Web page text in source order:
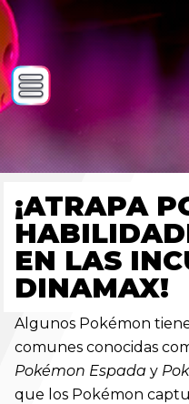
¡ATRAPA
EN LAS
DINAMAX!
Algunos Pokémon
comunes conocidas
Pokémon Espada y
que los Pokémon